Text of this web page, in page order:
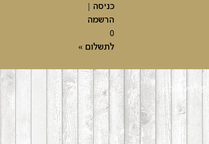
כניסה
הרשמה
0
לתשלום »
פרחים לשבת